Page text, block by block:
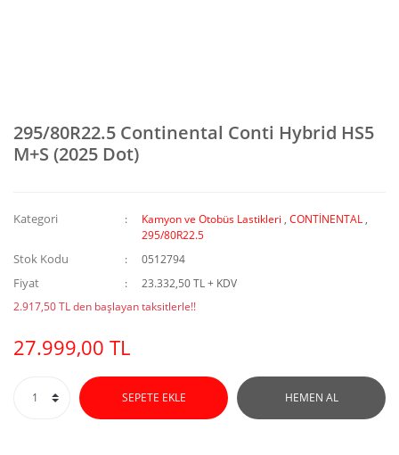
295/80R22.5 Continental Conti Hybrid HS5
M+S (2025 Dot)
Kategori Kamyon ve Otobüs Lastikleri ,CONTİNENTAL ,
295/80R22.5
Stok Kodu 0512794
Fiyat
23.332,50 TL + KDV
2.917,50 TL den başlayan taksitlerle!!
27.999,00 TL
SEPETE EKLE HEMEN AL